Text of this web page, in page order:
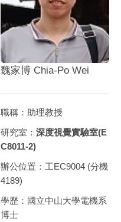
魏家博 Chia-Po Wei
職稱：助理教授
研究室： 深度視覺實驗室(E
C8011-2)
辦公位置：工EC9004 (分機
4189)
學歷：國立中山大學電機系
博士